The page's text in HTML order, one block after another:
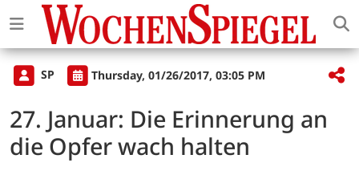
SP Thursday, 01/26/2017, 03:05 PM
27. Januar: Die Erinnerung an
die Opfer wach halten